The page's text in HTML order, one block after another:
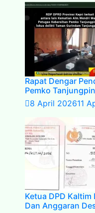
Rapat Dengar
Pemko
8 April 202611
Ketua DPD
Dan Anggaran